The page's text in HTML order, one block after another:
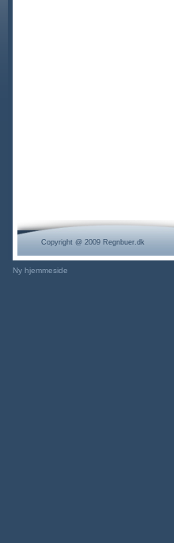
Copyright @ 2009 Regnbuer.dk
Ny hjemmeside